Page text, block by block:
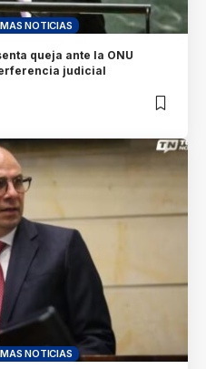
NOTICIAS
queja ante la ONU
judicial
NOTICIAS